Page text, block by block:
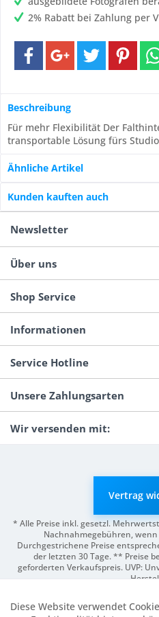
2% Rabatt bei Zahlung per
Beschreibung
Für mehr Flexibilität Der
transportable Lösung fürs
Ähnliche Artikel
Kunden kauften auch
Newsletter
Über uns
Shop Service
Informationen
Service Hotline
Unsere Zahlungsarten
Wir versenden mit:
Vertrag
* Alle Preise inkl. gesetzl.
Nachnahmegebühren,
Durchgestrichene Preise
der letzten 30 Tage. ** Preise
geforderten Verkaufspreis. UVP:
Funktionale
Diese Website verwendet